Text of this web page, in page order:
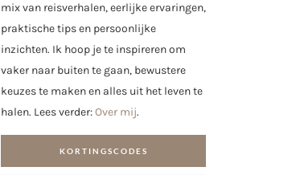
mix van reisverhalen, eerlijke ervaringen,
praktische tips en persoonlijke
inzichten. Ik hoop je te inspireren om
vaker naar buiten te gaan, bewustere
keuzes te maken en alles uit het leven te
halen. Lees verder:Over mij.
KORTINGSCODES